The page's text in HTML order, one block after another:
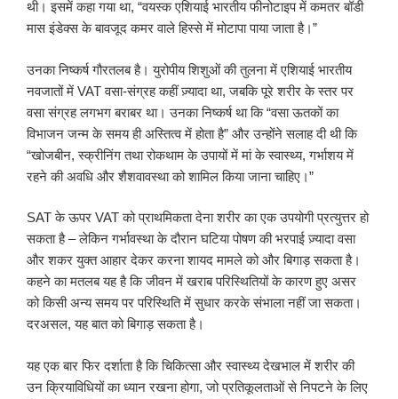
थी। इसमें कहा गया था, “वयस्क एशियाई भारतीय फीनोटाइप में कमतर बॉडी
मास इंडेक्स के बावजूद कमर वाले हिस्से में मोटापा पाया जाता है।”
उनका निष्कर्ष गौरतलब है। युरोपीय शिशुओं की तुलना में एशियाई भारतीय
नवजातों में VAT वसा-संग्रह कहीं ज़्यादा था, जबकि पूरे शरीर के स्तर पर
वसा संग्रह लगभग बराबर था। उनका निष्कर्ष था कि “वसा ऊतकों का
विभाजन जन्म के समय ही अस्तित्व में होता है” और उन्होंने सलाह दी थी कि
“खोजबीन, स्क्रीनिंग तथा रोकथाम के उपायों में मां के स्वास्थ्य, गर्भाशय में
रहने की अवधि और शैशवावस्था को शामिल किया जाना चाहिए।”
SAT के ऊपर VAT को प्राथमिकता देना शरीर का एक उपयोगी प्रत्युत्तर हो
सकता है – लेकिन गर्भावस्था के दौरान घटिया पोषण की भरपाई ज़्यादा वसा
और शकर युक्त आहार देकर करना शायद मामले को और बिगाड़ सकता है।
कहने का मतलब यह है कि जीवन में खराब परिस्थितियों के कारण हुए असर
को किसी अन्य समय पर परिस्थिति में सुधार करके संभाला नहीं जा सकता।
दरअसल, यह बात को बिगाड़ सकता है।
यह एक बार फिर दर्शाता है कि चिकित्सा और स्वास्थ्य देखभाल में शरीर की
उन क्रियाविधियों का ध्यान रखना होगा, जो प्रतिकूलताओं से निपटने के लिए